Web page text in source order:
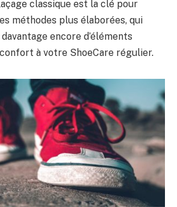
classique est la clé pour
méthodes plus élaborées, qui
encore d’éléments
à votre ShoeCare régulier.